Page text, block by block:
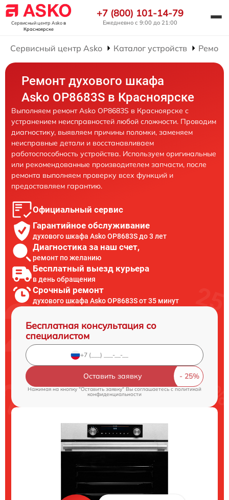
Сервисный центр Askoв
Красноярске
+7 (800) 101-14-79
Ежедневно с 9:00 до 21:00
Сервисный центр Asko Каталог устройств
Ремонт духового шкафа
Asko OP8683S в Красноярске
Выполняем ремонт Asko OP8683S в Красноярске с
устранением неисправностей любой сложности. Проводим
диагностику, выявляем причины поломки, заменяем
неисправные детали и восстанавливаем
работоспособность устройства. Используем оригинальные
или рекомендованные производителем запчасти, после
ремонта выполняем проверку всех функций и
предоставляем гарантию.
Официальный сервис
Гарантийное обслуживание
духового шкафа Asko OP8683S до 3 лет
Диагностика за наш счет,
ремонт по желанию
Бесплатный выезд курьера
в день обращения
Срочный ремонт
духового шкафа Asko OP8683S от 35 минут
Бесплатная консультация со
специалистом
Оставить заявку
Нажимая на кнопку "Оставить заявку" Вы соглашаетесь cполитикой
конфиденциальности